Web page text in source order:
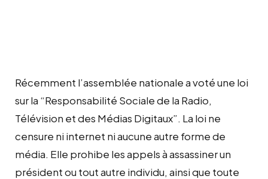
Récemment l’assemblée nationale a voté une loi
sur la “Responsabilité Sociale de la Radio,
Télévision et des Médias Digitaux”. La loi ne
censure ni internet ni aucune autre forme de
média. Elle prohibe les appels à assassiner un
président ou tout autre individu, ainsi que toute